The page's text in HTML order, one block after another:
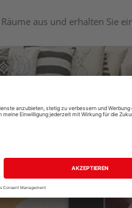
aus und erhalten Sie